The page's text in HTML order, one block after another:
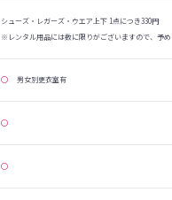
シューズ・レガーズ・ウエア上下 1点につき330円
※レンタル用品には数に限りがございますので、予め
◯ 男女別更衣室有
◯
◯